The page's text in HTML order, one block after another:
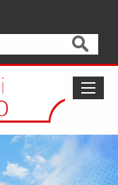
Cerca